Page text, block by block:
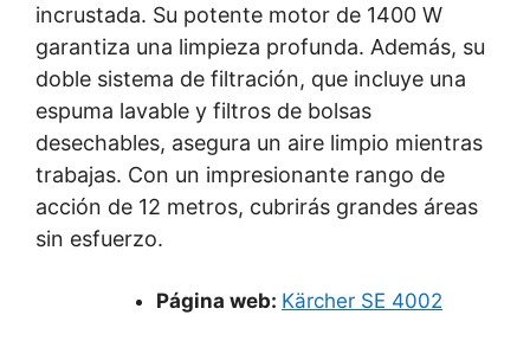
incrustada. Su potente motor de 1400 W
garantiza una limpieza profunda. Además, su
doble sistema de filtración, que incluye una
espuma lavable y filtros de bolsas
desechables, asegura un aire limpio mientras
trabajas. Con un impresionante rango de
acción de 12 metros, cubrirás grandes áreas
sin esfuerzo.
Página web: Kärcher SE 4002